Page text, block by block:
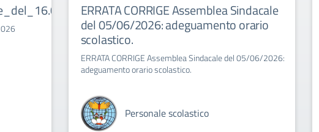
ERRATA CORRIGE Assemblea Sindacale
del 05/06/2026: adeguamento orario
scolastico.
ERRATA CORRIGE Assemblea Sindacale del 05/06/2026:
adeguamento orario scolastico.
Personale scolastico